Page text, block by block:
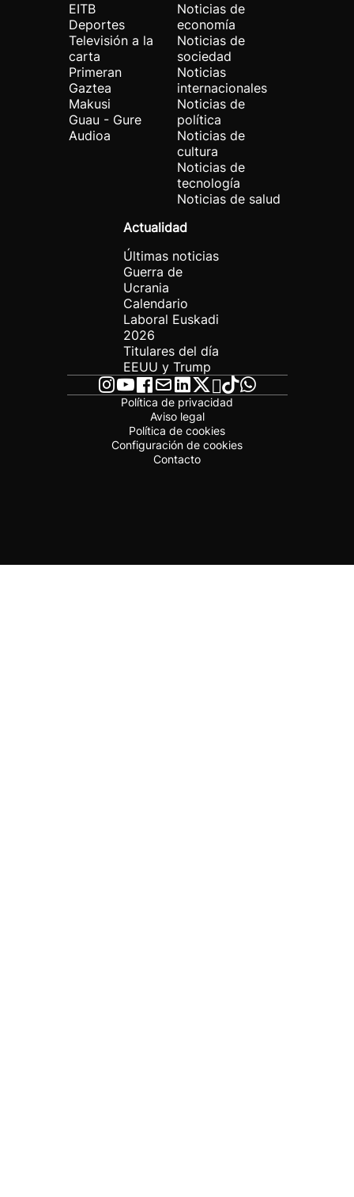
EITB
Deportes
Televisión a la
carta
Primeran
Gaztea
Makusi
Guau - Gure
Audioa
Noticias de
economía
Noticias de
sociedad
Noticias
internacionales
Noticias de
política
Noticias de
cultura
Noticias de
tecnología
Noticias de salud
Actualidad
Últimas noticias
Guerra de
Ucrania
Calendario
Laboral Euskadi
2026
Titulares del día
EEUU y Trump
Política de privacidad
Aviso legal
Política de cookies
Configuración de cookies
Contacto